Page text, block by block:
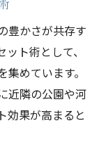
間を過ごす
休日プラン
るエステ活
クゼーショ
豊かさが共存す
ト術として、
めています。
近隣の公園や河
効果が高まると